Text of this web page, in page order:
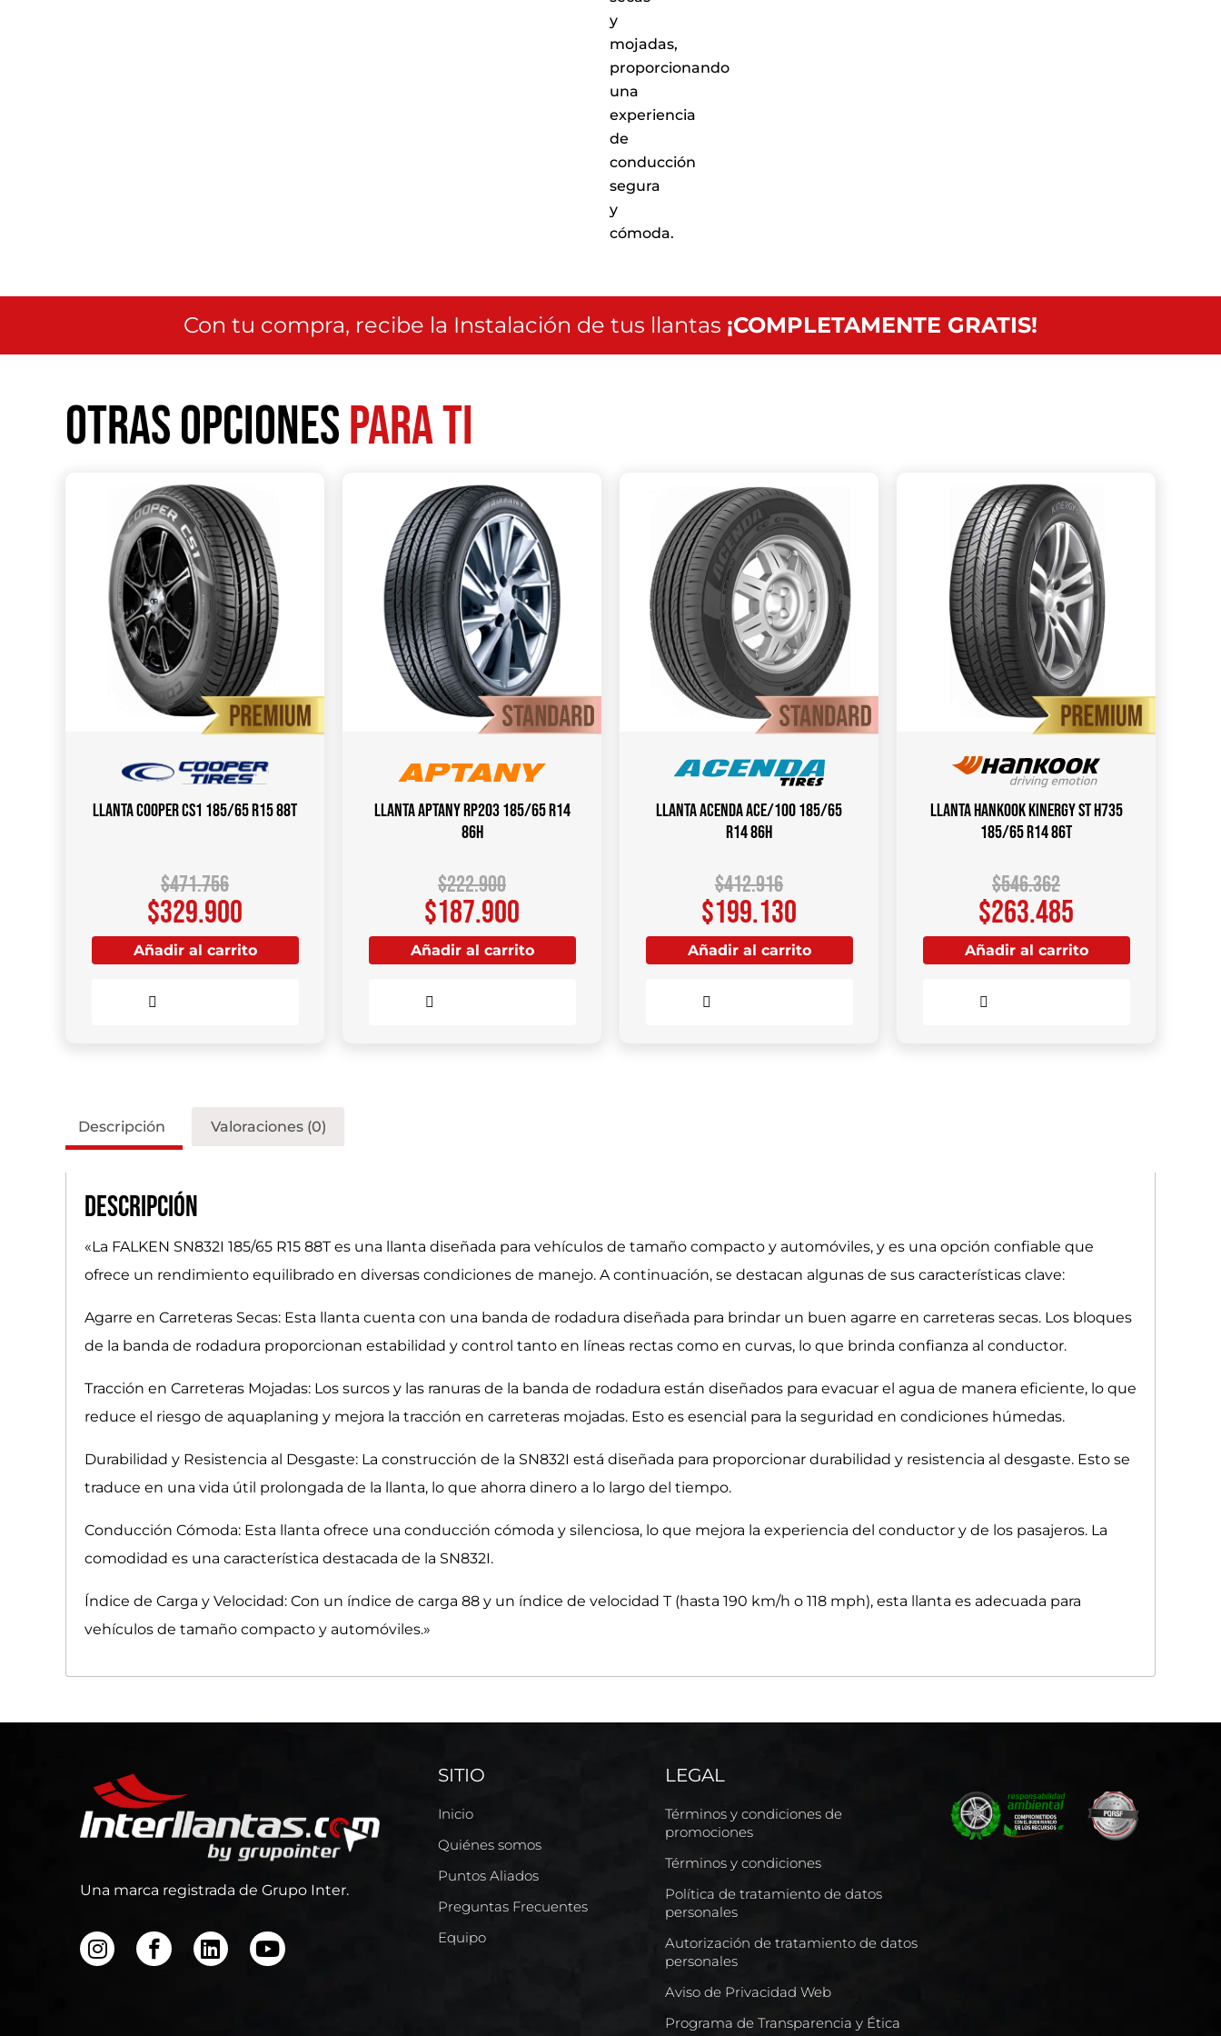
y
mojadas,
proporcionando
una
experiencia
de
conducción
segura
y
cómoda.
Con tu compra, recibe la Instalación de tus llantas ¡COMPLETAMENTE GRATIS!
Otras opcionespara ti
Llanta COOPER CS1 185/65 R15 88T
$471.756
$329.900
Añadir al carrito
Llanta APTANY RP203 185/65 R14
86H
$222.900
$187.900
Añadir al carrito
Llanta ACENDA ACE/100 185/65
R14 86H
$412.916
$199.130
Añadir al carrito
Llanta HANKOOK Kinergy ST H735
185/65 R14 86T
$546.362
$263.485
Añadir al carrito
Descripción Valoraciones (0)
Descripción
«La FALKEN SN832I 185/65 R15 88T es una llanta diseñada para vehículos de tamaño compacto y automóviles, y es una opción confiable que
ofrece un rendimiento equilibrado en diversas condiciones de manejo. A continuación, se destacan algunas de sus características clave:
Agarre en Carreteras Secas: Esta llanta cuenta con una banda de rodadura diseñada para brindar un buen agarre en carreteras secas. Los bloques
de la banda de rodadura proporcionan estabilidad y control tanto en líneas rectas como en curvas, lo que brinda confianza al conductor.
Tracción en Carreteras Mojadas: Los surcos y las ranuras de la banda de rodadura están diseñados para evacuar el agua de manera eficiente, lo que
reduce el riesgo de aquaplaning y mejora la tracción en carreteras mojadas. Esto es esencial para la seguridad en condiciones húmedas.
Durabilidad y Resistencia al Desgaste: La construcción de la SN832I está diseñada para proporcionar durabilidad y resistencia al desgaste. Esto se
traduce en una vida útil prolongada de la llanta, lo que ahorra dinero a lo largo del tiempo.
Conducción Cómoda: Esta llanta ofrece una conducción cómoda y silenciosa, lo que mejora la experiencia del conductor y de los pasajeros. La
comodidad es una característica destacada de la SN832I.
Índice de Carga y Velocidad: Con un índice de carga 88 y un índice de velocidad T (hasta 190 km/h o 118 mph), esta llanta es adecuada para
vehículos de tamaño compacto y automóviles.»
Una marca registrada de Grupo Inter.
SITIO
Inicio
Quiénes somos
Puntos Aliados
Preguntas Frecuentes
Equipo
LEGAL
Términos y condiciones de
promociones
Términos y condiciones
Política de tratamiento de datos
personales
Autorización de tratamiento de datos
personales
Aviso de Privacidad Web
Programa de Transparencia y Ética